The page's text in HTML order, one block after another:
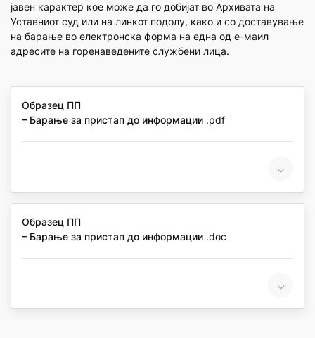
јавен карактер кое може да го добијат во Архивата на
Уставниот суд или на линкот подолу, како и со доставување
на барање во електронска форма на една од е-маил
адресите на горенаведените службени лица.
Образец ПП
– Барање за пристап до информации .pdf
Образец ПП
– Барање за пристап до информации .doc